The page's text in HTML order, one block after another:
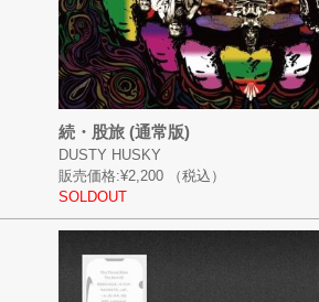
続・股旅 (通常版)
DUSTY HUSKY
販売価格:¥2,200
（税込）
SOLDOUT